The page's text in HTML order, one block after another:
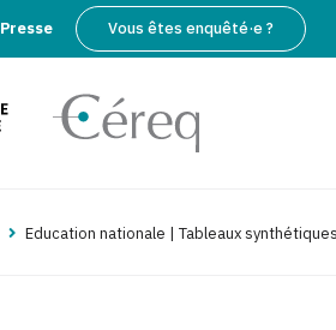
Presse Vous êtes enquêté·e ?
Education nationale | Tableaux